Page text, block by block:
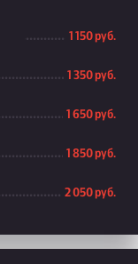
1 150 руб.
1 350 руб.
1 650 руб.
1 850 руб.
2 050 руб.